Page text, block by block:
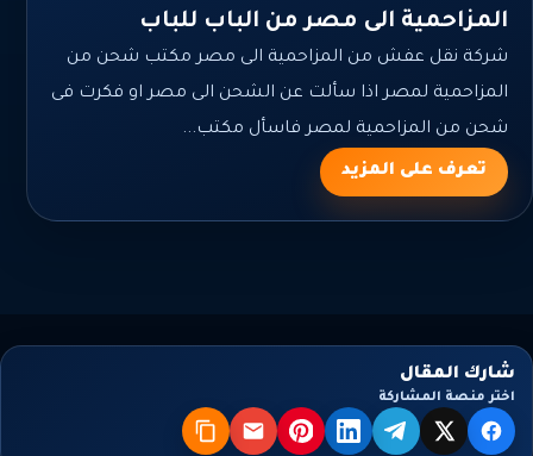
المزاحمية الى مصر من الباب للباب
شركة نقل عفش من المزاحمية الى مصر مكتب شحن من
المزاحمية لمصر اذا سألت عن الشحن الى مصر او فكرت فى
شحن من المزاحمية لمصر فاسأل مكتب...
تعرف على المزيد
شارك المقال
اختر منصة المشاركة
فيسبوك
X تيليجراملينكدإنبنترستالبريد نسخ